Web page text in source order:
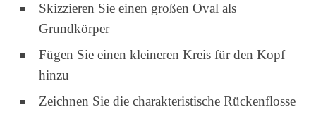
Skizzieren Sie einen großen Oval als
Grundkörper
Fügen Sie einen kleineren Kreis für den Kopf
hinzu
Zeichnen Sie die charakteristische Rückenflosse